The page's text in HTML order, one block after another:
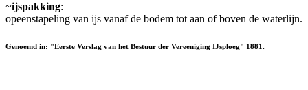
~ijspakking:
opeenstapeling van ijs vanaf de bodem tot aan of boven de waterlijn.
Genoemd in: "Eerste Verslag van het Bestuur der Vereeniging IJsploeg" 1881.